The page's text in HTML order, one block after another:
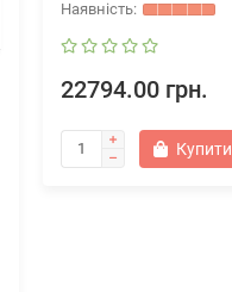
22794.00 грн.
Купити